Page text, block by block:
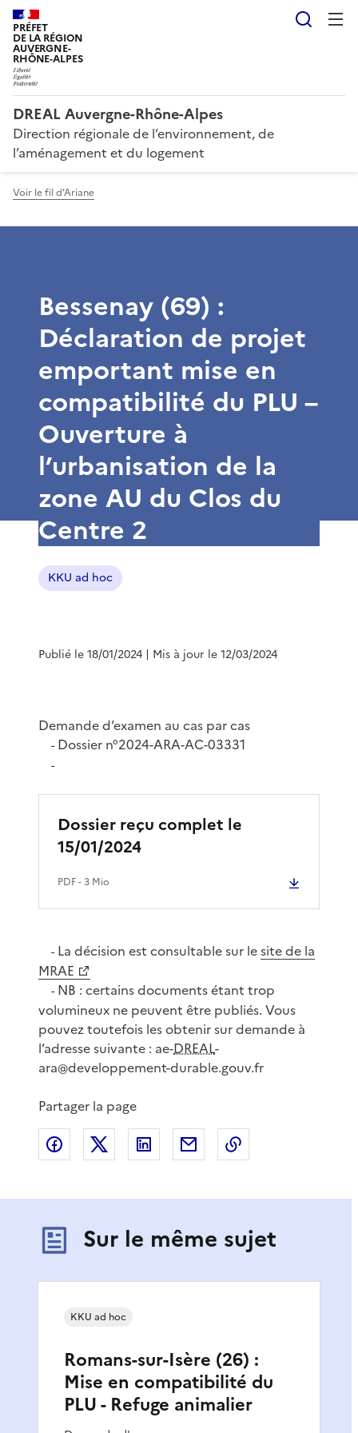
PRÉFET
DE LA RÉGION
AUVERGNE-
RHÔNE-ALPES
DREAL Auvergne-Rhône-Alpes
Direction régionale de l’environnement, de
l’aménagement et du logement
Voir le fil d'Ariane
Bessenay (69) :
Déclaration de projet
emportant mise en
compatibilité du PLU –
Ouverture à
l’urbanisation de la
zone AU du Clos du
Centre 2
KKU ad hoc
Publié le 18/01/2024 | Mis à jour le 12/03/2024
Demande d’examen au cas par cas
-Dossier n°2024-ARA-AC-03331
-
Dossier reçu complet le
15/01/2024
PDF- 3 Mio
-La décision est consultable sur lesite de la
MRAE
-NB : certains documents étant trop
volumineux ne peuvent être publiés. Vous
pouvez toutefois les obtenir sur demande à
l’adresse suivante : ae-DREAL-
ara@developpement-durable.gouv.fr
Partager la page
Partager sur Facebook
Partager sur XPartager sur LinkedIn
Partager par email
Sur le même sujet
Romans-sur-Isère (26) :
Mise en compatibilité du
PLU - Refuge animalier
KKU ad hoc